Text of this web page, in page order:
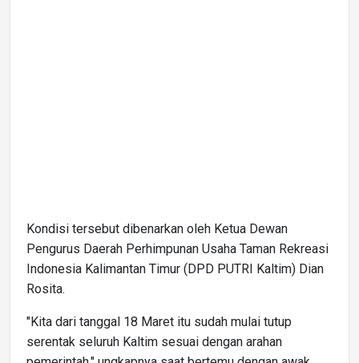
Kondisi tersebut dibenarkan oleh Ketua Dewan
Pengurus Daerah Perhimpunan Usaha Taman Rekreasi
Indonesia Kalimantan Timur (DPD PUTRI Kaltim) Dian
Rosita.
"Kita dari tanggal 18 Maret itu sudah mulai tutup
serentak seluruh Kaltim sesuai dengan arahan